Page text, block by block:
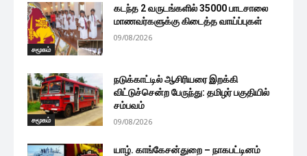
சமூகம்
கடந்த 2 வருடங்களில் 35000 பாடசாலை
மாணவர்களுக்கு கிடைத்த வாய்ப்புகள்
09/08/2026
சமூகம்
நடுக்காட்டில் ஆசிரியரை இறக்கி
விட்டுச்சென்ற பேருந்து: தமிழர் பகுதியில்
சம்பவம்
09/08/2026
யாழ். காங்கேசன்துறை – நாகபட்டினம்